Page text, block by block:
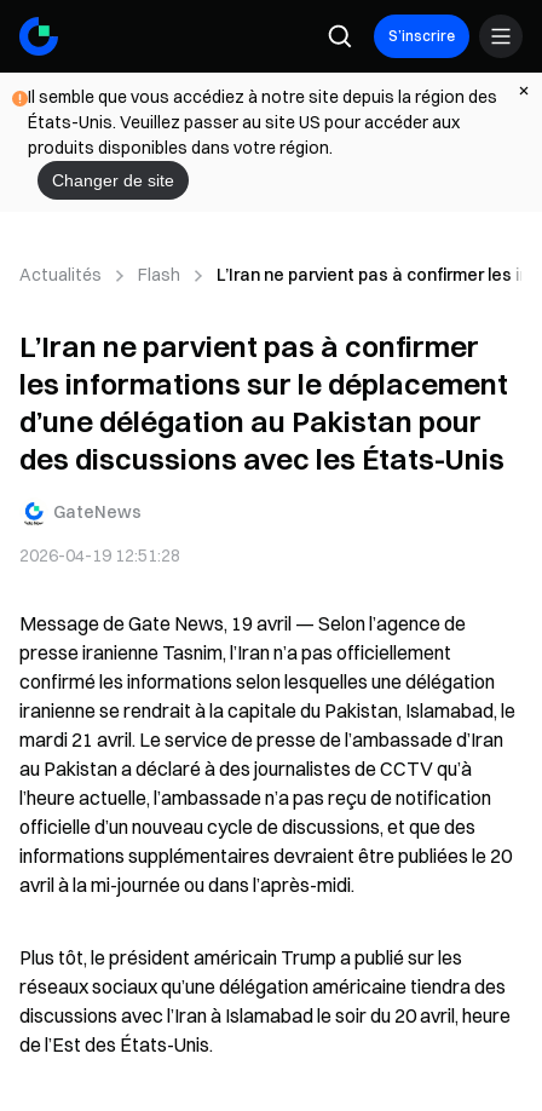
S’inscrire
Il semble que vous accédiez à notre site depuis la région des
États-Unis. Veuillez passer au site US pour accéder aux
produits disponibles dans votre région.
Changer de site
Actualités Flash L’Iran ne parvient pas à confirmer les
L’Iran ne parvient pas à confirmer
les informations sur le déplacement
d’une délégation au Pakistan pour
des discussions avec les États-Unis
GateNews
2026-04-19 12:51:28
Message de Gate News, 19 avril — Selon l’agence de
presse iranienne Tasnim, l’Iran n’a pas officiellement
confirmé les informations selon lesquelles une délégation
iranienne se rendrait à la capitale du Pakistan, Islamabad, le
mardi 21 avril. Le service de presse de l’ambassade d’Iran
au Pakistan a déclaré à des journalistes de CCTV qu’à
l’heure actuelle, l’ambassade n’a pas reçu de notification
officielle d’un nouveau cycle de discussions, et que des
informations supplémentaires devraient être publiées le 20
avril à la mi-journée ou dans l’après-midi.
Plus tôt, le président américain Trump a publié sur les
réseaux sociaux qu’une délégation américaine tiendra des
discussions avec l’Iran à Islamabad le soir du 20 avril, heure
de l’Est des États-Unis.